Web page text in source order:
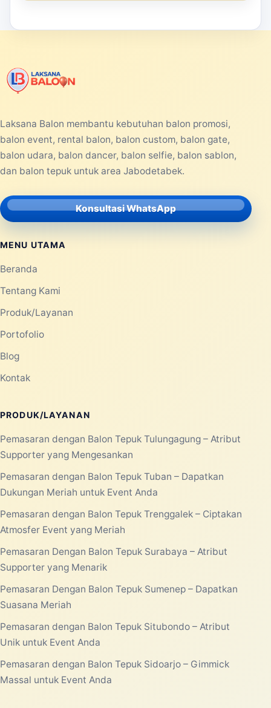
Laksana Balon membantu kebutuhan balon promosi,
balon event, rental balon, balon custom, balon gate,
balon udara, balon dancer, balon selfie, balon sablon,
dan balon tepuk untuk area Jabodetabek.
Konsultasi WhatsApp
MENU UTAMA
Beranda
Tentang Kami
Produk/Layanan
Portofolio
Blog
Kontak
PRODUK/LAYANAN
Pemasaran dengan Balon Tepuk Tulungagung – Atribut
Supporter yang Mengesankan
Pemasaran dengan Balon Tepuk Tuban – Dapatkan
Dukungan Meriah untuk Event Anda
Pemasaran dengan Balon Tepuk Trenggalek – Ciptakan
Atmosfer Event yang Meriah
Pemasaran Dengan Balon Tepuk Surabaya – Atribut
Supporter yang Menarik
Pemasaran Dengan Balon Tepuk Sumenep – Dapatkan
Suasana Meriah
Pemasaran dengan Balon Tepuk Situbondo – Atribut
Unik untuk Event Anda
Pemasaran dengan Balon Tepuk Sidoarjo – Gimmick
Massal untuk Event Anda